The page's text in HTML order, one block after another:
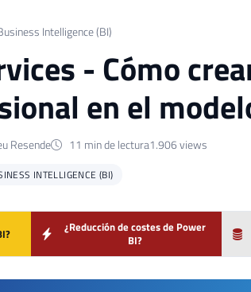
Intelligence (BI)
- Cómo
en el
Resende 11 min de lectura1.906 views
INTELLIGENCE (BI)
¿Reducción de costes de Power
BI?